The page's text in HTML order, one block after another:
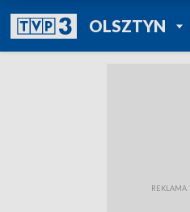
OLSZTYN
POWRÓT
TVP